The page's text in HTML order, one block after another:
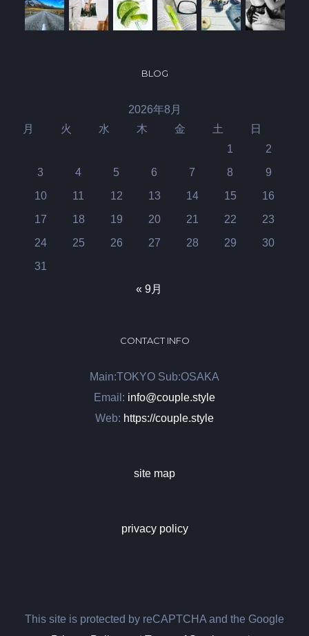
BLOG
2026年8月
月 火 水 木 金 土 日
1
2
3
4 5 6 7 8
9
10
11 12 13 14 15
16
17
18 19 20 21 22
23
24
25 26 27 28 29
30
31
« 9月
CONTACT INFO
Main:TOKYO Sub:OSAKA
Email: info@couple.style
Web: https://couple.style
site map
privacy policy
This site is protected by reCAPTCHA and the Google